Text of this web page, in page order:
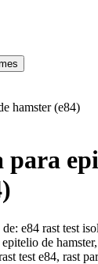
hamster (e84)
para
e84 rast test
de
test e84, rast